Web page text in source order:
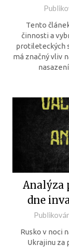
Tento
činnosti a
protileteckých
má značný vliv
Analýza
dne
Rusko v noci
Ukrajinu za